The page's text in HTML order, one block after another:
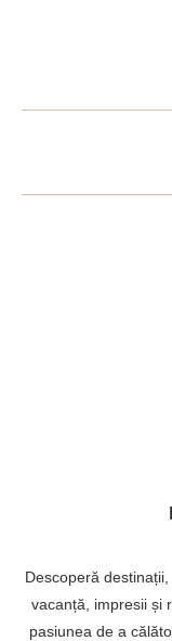
Descoperă
vacanță, impresii și
pasiunea de a